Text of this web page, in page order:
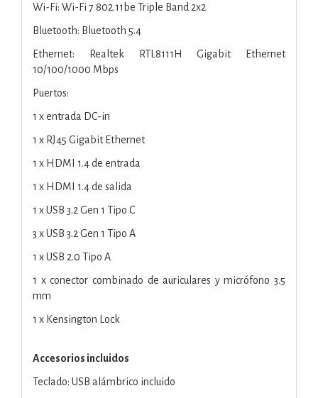
Wi-Fi: Wi-Fi 7 802.11be Triple Band 2x2
Bluetooth: Bluetooth 5.4
Ethernet: Realtek RTL8111H Gigabit Ethernet
10/100/1000 Mbps
Puertos:
1 x entrada DC-in
1 x RJ45 Gigabit Ethernet
1 x HDMI 1.4 de entrada
1 x HDMI 1.4 de salida
1 x USB 3.2 Gen 1 Tipo C
3 x USB 3.2 Gen 1 Tipo A
1 x USB 2.0 Tipo A
1 x conector combinado de auriculares y micrófono 3.5
mm
1 x Kensington Lock
Accesorios incluidos
Teclado: USB alámbrico incluido